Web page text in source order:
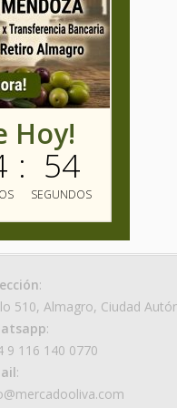
:
510, Almagro, Ciudad
:
9 116 140 0770
:
Hoy!
: 53
SEGUNDOS